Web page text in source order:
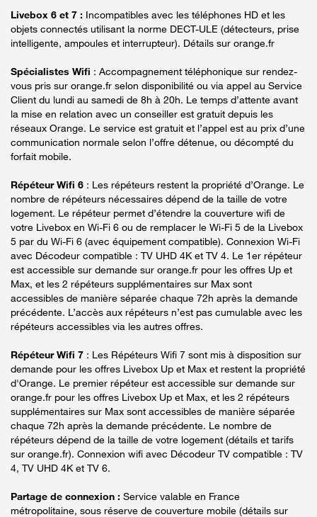
Livebox 6 et 7 : Incompatibles avec les téléphones HD et les
objets connectés utilisant la norme DECT-ULE (détecteurs, prise
intelligente, ampoules et interrupteur). Détails sur orange.fr
Spécialistes Wifi : Accompagnement téléphonique sur rendez-
vous pris sur orange.fr selon disponibilité ou via appel au Service
Client du lundi au samedi de 8h à 20h. Le temps d’attente avant
la mise en relation avec un conseiller est gratuit depuis les
réseaux Orange. Le service est gratuit et l’appel est au prix d’une
communication normale selon l’offre détenue, ou décompté du
forfait mobile.
Répéteur Wifi 6 : Les répéteurs restent la propriété d’Orange. Le
nombre de répéteurs nécessaires dépend de la taille de votre
logement. Le répéteur permet d’étendre la couverture wifi de
votre Livebox en Wi-Fi 6 ou de remplacer le Wi-Fi 5 de la Livebox
5 par du Wi-Fi 6 (avec équipement compatible). Connexion Wi-Fi
avec Décodeur compatible : TV UHD 4K et TV 4. Le 1er répéteur
est accessible sur demande sur orange.fr pour les offres Up et
Max, et les 2 répéteurs supplémentaires sur Max sont
accessibles de manière séparée chaque 72h après la demande
précédente. L’accès aux répéteurs n’est pas cumulable avec les
répéteurs accessibles via les autres offres.
Répéteur Wifi 7 : Les Répéteurs Wifi 7 sont mis à disposition sur
demande pour les offres Livebox Up et Max et restent la propriété
d'Orange. Le premier répéteur est accessible sur demande sur
orange.fr pour les offres Livebox Up et Max, et les 2 répéteurs
supplémentaires sur Max sont accessibles de manière séparée
chaque 72h après la demande précédente. Le nombre de
répéteurs dépend de la taille de votre logement (détails et tarifs
sur orange.fr). Connexion wifi avec Décodeur TV compatible : TV
4, TV UHD 4K et TV 6.
Partage de connexion : Service valable en France
métropolitaine, sous réserve de couverture mobile (détails sur